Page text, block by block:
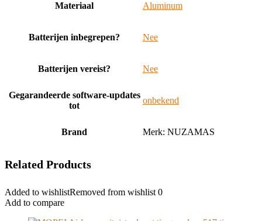
Materiaal ‎Aluminum
Batterijen inbegrepen? ‎Nee
Batterijen vereist? ‎Nee
Gegarandeerde software-updates
tot
‎onbekend
Brand Merk: NUZAMAS
Related Products
Added to wishlistRemoved from wishlist 0
Add to compare